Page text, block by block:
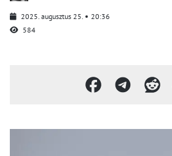
2025. augusztus 25.
20:36
584